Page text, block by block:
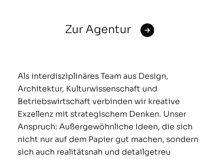
Zur Agentur
Als interdisziplinäres Team aus Design,
Architektur, Kulturwissenschaft und
Betriebswirtschaft verbinden wir kreative
Exzellenz mit strategischem Denken. Unser
Anspruch: Außergewöhnliche Ideen, die sich
nicht nur auf dem Papier gut machen, sondern
sich auch realitätsnah und detailgetreu